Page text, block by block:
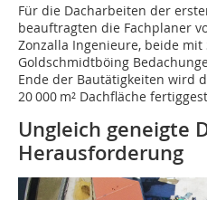
Für die Dacharbeiten der
beauftragten die Fachplaner
Zonzalla Ingenieure, beide mit
Goldschmidtböing
Ende der Bautätigkeiten wird
20 000 m² Dachfläche
Ungleich geneigte
Herausforderung